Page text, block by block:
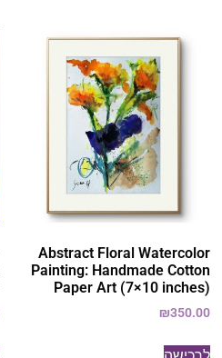
Abstract Floral Watercolor
Painting: Handmade Cotton
Paper Art (7×10 inches)
₪350.00